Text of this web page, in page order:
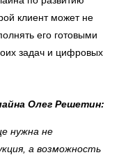
клиент может не
его готовыми
задач и цифровых
Олег Решетин:
нужна не
а возможность